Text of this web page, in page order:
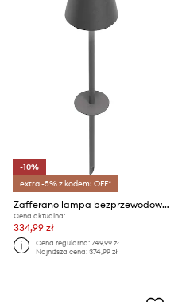
-10%
extra -5% z kodem: OFF*
Zafferano lampa bezprzewodowa led Poldina Floor
Cena aktualna:
334,99 zł
Cena regularna:749,99 zł
Najniższa cena:374,99 zł